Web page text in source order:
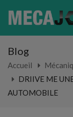
Blog
Accueil
DRIIVE ME
AUTOMOBILE